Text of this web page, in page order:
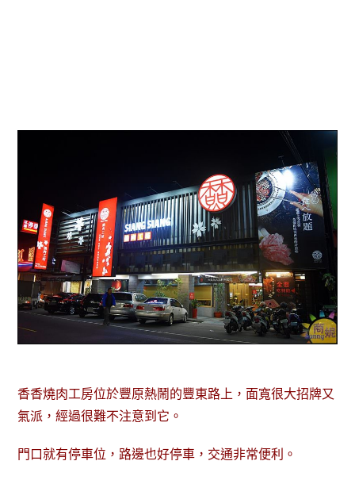
香香燒肉工房位於豐原熱鬧的豐東路上，面寬很大招牌又
氣派，經過很難不注意到它。
門口就有停車位，路邊也好停車，交通非常便利。